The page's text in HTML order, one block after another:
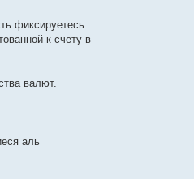
фиксируетесь
к счету в
валют.
аль